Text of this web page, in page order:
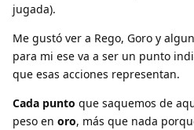
jugada).
Me gustó ver a Rego, Goro y
para mi ese va a ser un punto
que esas acciones representan.
Cada punto que saquemos de
peso en oro, más que nada